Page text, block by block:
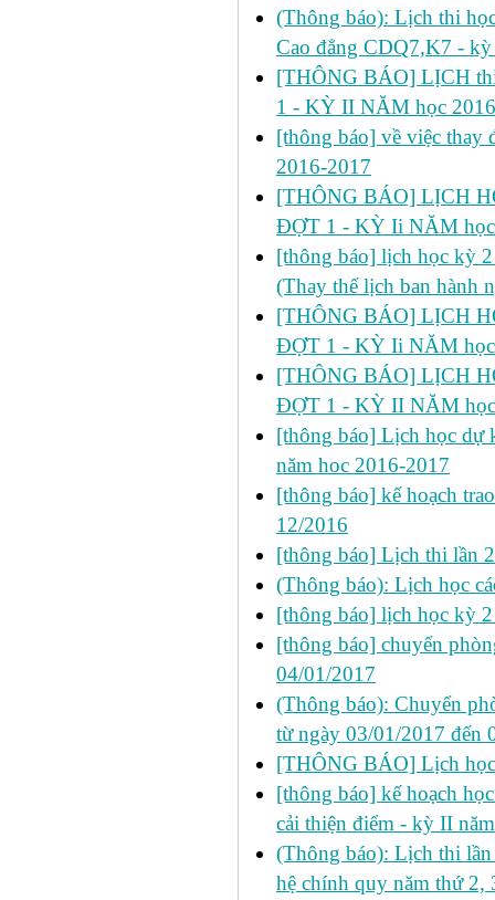
(Thông báo): Lịch thi
Cao đẳng CDQ7,K7 -
[THÔNG BÁO] LỊCH
1 - KỲ II NĂM học
[thông báo] về việc thay
2016-2017
[THÔNG BÁO] LỊCH
ĐỢT 1 - KỲ Ii NĂM
[thông báo] lịch học kỳ
(Thay thế lịch ban hành
[THÔNG BÁO] LỊCH
ĐỢT 1 - KỲ Ii NĂM
[THÔNG BÁO] LỊCH
ĐỢT 1 - KỲ II NĂM
[thông báo] Lịch học dự
năm hoc 2016-2017
[thông báo] kế hoạch
12/2016
[thông báo] Lịch thi lần
(Thông báo): Lịch học
[thông báo] lịch học kỳ
[thông báo] chuyển
04/01/2017
(Thông báo): Chuyển
từ ngày 03/01/2017 đến
[THÔNG BÁO] Lịch
[thông báo] kế hoạch
cải thiện điểm - kỳ II
(Thông báo): Lịch thi
hệ chính quy năm thứ 2,